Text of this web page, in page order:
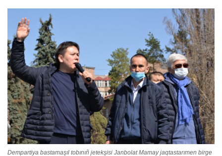
Dempartiya bastamaşıl tobınıñ jetekşisi Janbolat Mamay jaqtastarımen birge